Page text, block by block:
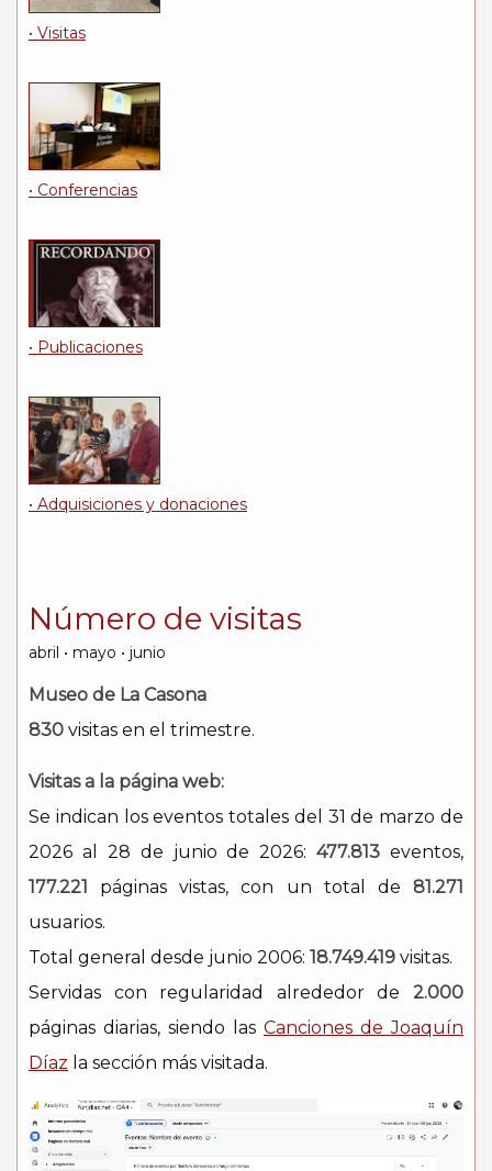
• Visitas
• Conferencias
• Publicaciones
• Adquisiciones y donaciones
Número de visitas
abril • mayo • junio
Museo de La Casona
830 visitas en el trimestre.
Visitas a la página web:
Se indican los eventos totales del 31 de marzo de
2026 al 28 de junio de 2026:477.813 eventos,
177.221 páginas vistas, con un total de 81.271
usuarios.
Total general desde junio 2006: 18.749.419 visitas.
Servidas con regularidad alrededor de 2.000
páginas diarias, siendo las Canciones de Joaquín
Díaz la sección más visitada.